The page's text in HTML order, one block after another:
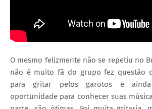
O mesmo felizmente não se repetiu no
não é muito fã do grupo fez questão
para gritar pelos garotos e
oportunidade para conhecer suas